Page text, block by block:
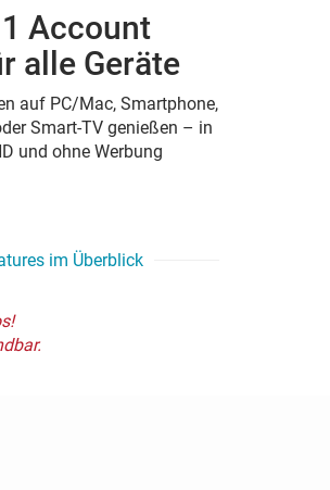
1 Account
alle Geräte
auf PC/Mac, Smartphone,
Smart-TV genießen – in
und ohne Werbung
im Überblick